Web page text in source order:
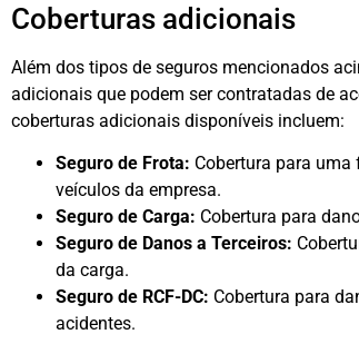
Coberturas adicionais
Além dos tipos de seguros mencionados
adicionais que podem ser contratadas de
coberturas adicionais disponíveis incluem:
Seguro de Frota: Cobertura para
veículos da empresa.
Seguro de Carga: Cobertura para
Seguro de Danos a Terceiros:
da carga.
Seguro de RCF-DC: Cobertura para
acidentes.